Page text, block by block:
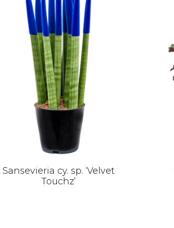
Sansevieria cy. sp. ‘Velvet
Touchz’